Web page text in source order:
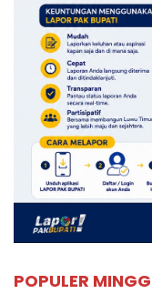
POPULER